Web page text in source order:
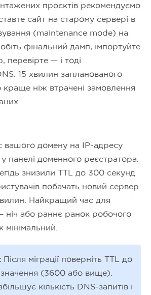
проєктів рекомендуємо
сайт на старому сервері в
(maintenance mode) на
фінальний дамп, імпортуйте
перевірте — і тоді
15 хвилин запланованого
ніж втрачені замовлення
вашого домену на IP-адресу
панелі доменного реєстратора.
знизили TTL до 300 секунд
побачать новий сервер
Найкращий час для
ніч або раннє ранок робочого
мінімальний.
Після міграції поверніть TTL до
(3600 або вище).
кількість DNS-запитів і